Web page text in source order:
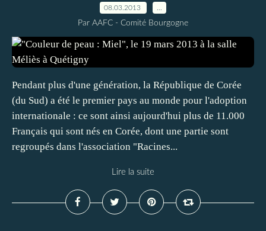
08.03.2013
Par AAFC - Comité Bourgogne
Pendant plus d'une génération, la République de Corée
(du Sud) a été le premier pays au monde pour l'adoption
internationale : ce sont ainsi aujourd'hui plus de 11.000
Français qui sont nés en Corée, dont une partie sont
regroupés dans l'association "Racines...
Lire la suite